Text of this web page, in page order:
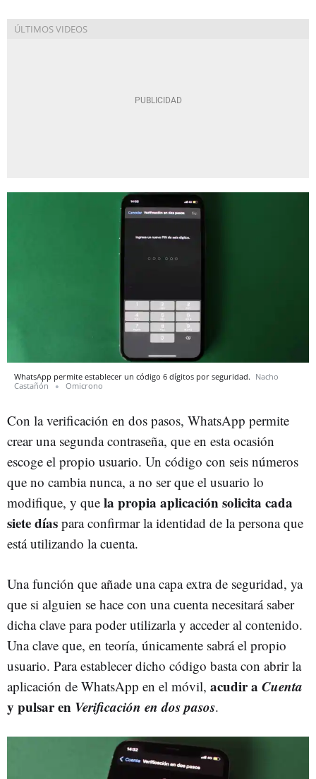
WhatsApp permite establecer un código 6 dígitos por seguridad. Nacho
Castañón
Omicrono
Con la verificación en dos pasos, WhatsApp permite
crear una segunda contraseña, que en esta ocasión
escoge el propio usuario. Un código con seis números
que no cambia nunca, a no ser que el usuario lo
modifique, y que la propia aplicación solicita cada
siete días para confirmar la identidad de la persona que
está utilizando la cuenta.
Una función que añade una capa extra de seguridad, ya
que si alguien se hace con una cuenta necesitará saber
dicha clave para poder utilizarla y acceder al contenido.
Una clave que, en teoría, únicamente sabrá el propio
usuario. Para establecer dicho código basta con abrir la
aplicación de WhatsApp en el móvil, acudir a Cuenta
y pulsar en Verificación en dos pasos.